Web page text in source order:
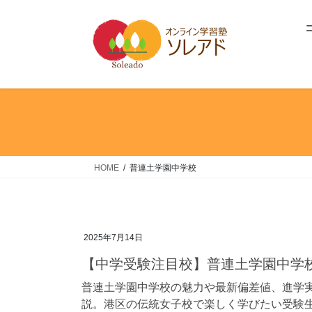
へ
プ
ョ
動
HOME 普連土学園中学校
2025年7月14日
【中学受験注目校】普連土学園中
普連土学園中学校の魅力や最新偏差値、進学
説。港区の伝統女子校で楽しく学びたい受験